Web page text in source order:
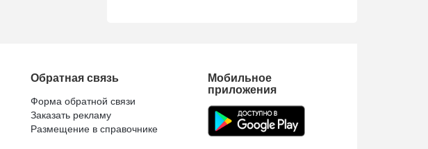
Обратная связь
Форма обратной связи
Заказать рекламу
Размещение в справочнике
Мобильное
приложения